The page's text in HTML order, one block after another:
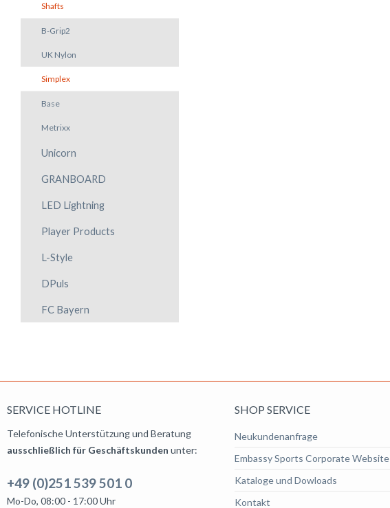
Shafts
B-Grip2
UK Nylon
Simplex
Base
Metrixx
Unicorn
GRANBOARD
LED Lightning
Player Products
L-Style
DPuls
FC Bayern
SERVICE HOTLINE
Telefonische Unterstützung und Beratung
ausschließlich für Geschäftskunden unter:
+49 (0)251 539 501 0
Mo-Do, 08:00 - 17:00 Uhr
SHOP SERVICE
Neukundenanfrage
Embassy Sports Corporate Website
Kataloge und Dowloads
Kontakt